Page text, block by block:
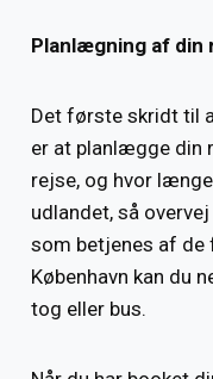
Planlægning af din
Det første skridt til
er at planlægge din
rejse, og hvor
udlandet, så
som betjenes af de
København kan du
tog eller bus.